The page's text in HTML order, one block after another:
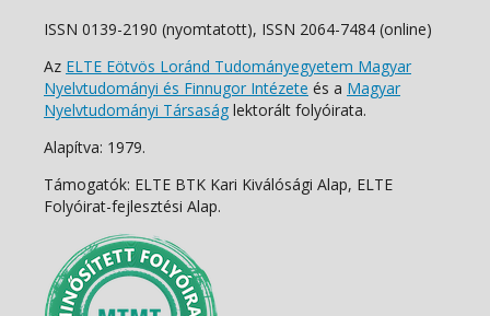
ISSN 0139-2190 (nyomtatott), ISSN 2064-7484 (online)
Az ELTE Eötvös Loránd Tudományegyetem Magyar
Nyelvtudományi és Finnugor Intézete és a Magyar
Nyelvtudományi Társaság lektorált folyóirata.
Alapítva: 1979.
Támogatók: ELTE BTK Kari Kiválósági Alap, ELTE
Folyóirat-fejlesztési Alap.